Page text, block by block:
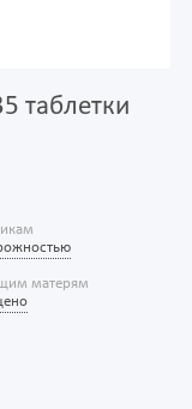
таблетки
матерям